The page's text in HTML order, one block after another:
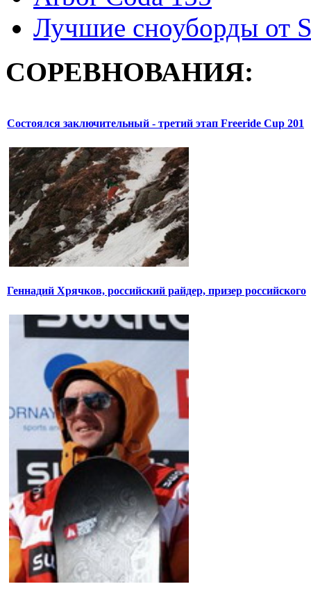
Лучшие сноуборды от
СОРЕВНОВАНИЯ:
Состоялся заключительный - третий этап Freeride Cup 201
Геннадий Хрячков, российский райдер, призер российского